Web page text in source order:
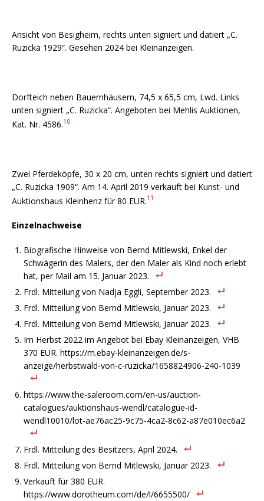
Ansicht von Besigheim, rechts unten signiert und datiert „C.
Ruzicka 1929“. Gesehen 2024 bei Kleinanzeigen.
Dorfteich neben Bauernhäusern, 74,5 x 65,5 cm, Lwd. Links
unten signiert „C. Ruzicka“. Angeboten bei Mehlis Auktionen,
Kat. Nr. 4586.10
Zwei Pferdeköpfe, 30 x 20 cm, unten rechts signiert und datiert
„C. Ruzicka 1909“. Am 14. April 2019 verkauft bei Kunst- und
Auktionshaus Kleinhenz für 80 EUR.11
Einzelnachweise
Biografische Hinweise von Bernd Mitlewski, Enkel der
Schwägerin des Malers, der den Maler als Kind noch erlebt
hat, per Mail am 15. Januar 2023.
Frdl. Mitteilung von Nadja Eggli, September 2023.
Frdl. Mitteilung von Bernd Mitlewski, Januar 2023.
Frdl. Mitteilung von Bernd Mitlewski, Januar 2023.
Im Herbst 2022 im Angebot bei Ebay Kleinanzeigen, VHB
370 EUR. https://m.ebay-kleinanzeigen.de/s-
anzeige/herbstwald-von-c-ruzicka/1658824906-240-1039
https://www.the-saleroom.com/en-us/auction-
catalogues/auktionshaus-wendl/catalogue-id-
wendl10010/lot-ae76ac25-9c75-4ca2-8c62-a87e010ec6a2
Frdl. Mitteilung des Besitzers, April 2024.
Frdl. Mitteilung von Bernd Mitlewski, Januar 2023.
Verkauft für 380 EUR.
https://www.dorotheum.com/de/l/6655500/